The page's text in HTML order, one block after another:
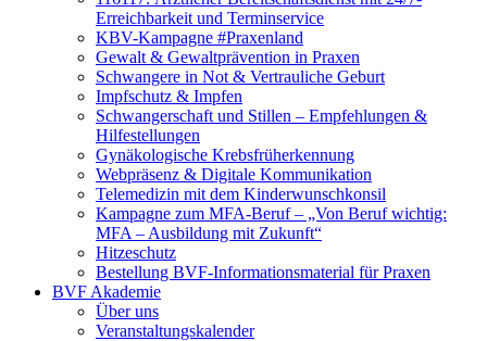
Erreichbarkeit und Terminservice
KBV-Kampagne #Praxenland
Gewalt & Gewaltprävention in Praxen
Schwangere in Not & Vertrauliche Geburt
Impfschutz & Impfen
Schwangerschaft und Stillen – Empfehlungen &
Hilfestellungen
Gynäkologische Krebsfrüherkennung
Webpräsenz & Digitale Kommunikation
Telemedizin mit dem Kinderwunschkonsil
Kampagne zum MFA-Beruf – „Von Beruf wichtig:
MFA – Ausbildung mit Zukunft“
Hitzeschutz
Bestellung BVF-Informationsmaterial für Praxen
BVF Akademie
Über uns
Veranstaltungskalender